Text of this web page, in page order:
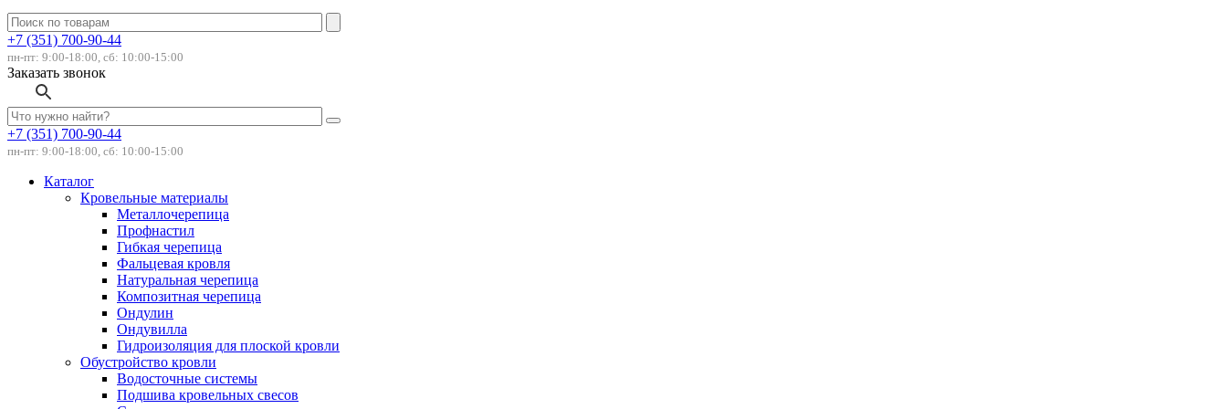
+7 (351) 700-90-44
пн-пт: 9:00-18:00, сб: 10:00-15:00
Заказать звонок
+7 (351) 700-90-44
пн-пт: 9:00-18:00, сб: 10:00-15:00
Каталог
Кровельные материалы
Металлочерепица
Профнастил
Гибкая черепица
Фальцевая кровля
Натуральная черепица
Композитная черепица
Ондулин
Ондувилла
Гидроизоляция для плоской кровли
Обустройство кровли
Водосточные системы
Подшива кровельных свесов